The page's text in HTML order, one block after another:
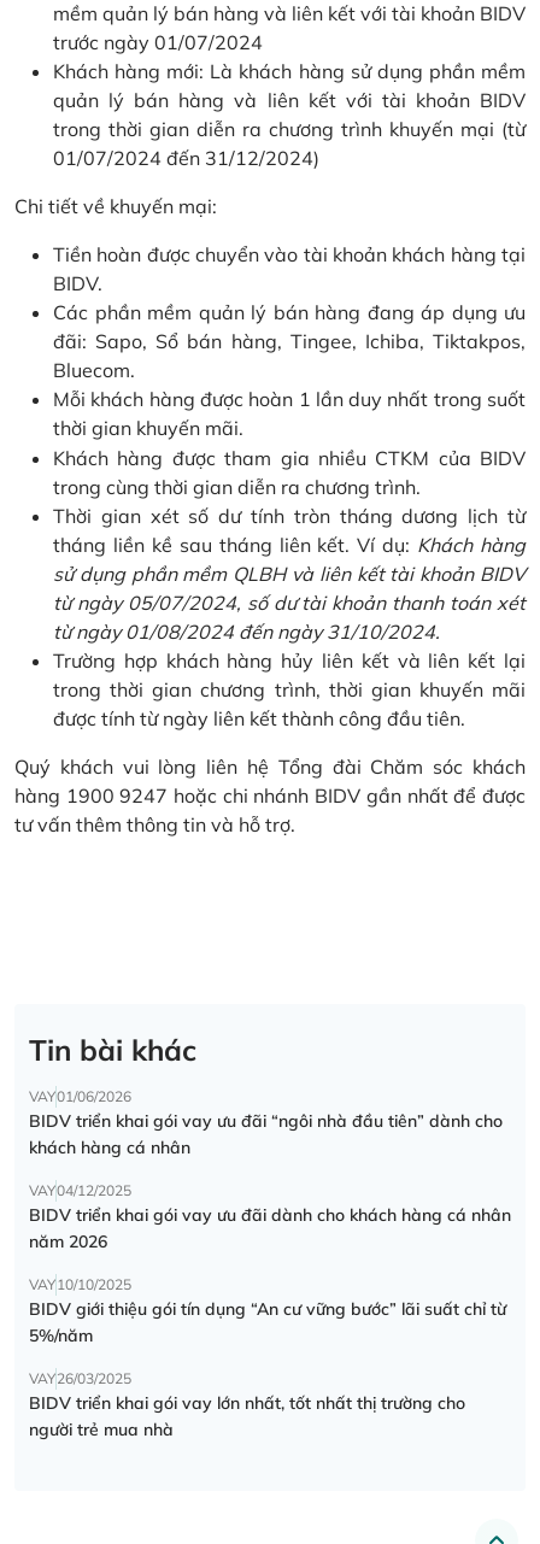
mềm quản lý bán hàng và liên kết với tài khoản BIDV
trước ngày 01/07/2024
Khách hàng mới: Là khách hàng sử dụng phần mềm
quản lý bán hàng và liên kết với tài khoản BIDV
trong thời gian diễn ra chương trình khuyến mại (từ
01/07/2024 đến 31/12/2024)
Chi tiết về khuyến mại:
Tiền hoàn được chuyển vào tài khoản khách hàng tại
BIDV.
Các phần mềm quản lý bán hàng đang áp dụng ưu
đãi: Sapo, Sổ bán hàng, Tingee, Ichiba, Tiktakpos,
Bluecom.
Mỗi khách hàng được hoàn 1 lần duy nhất trong suốt
thời gian khuyến mãi.
Khách hàng được tham gia nhiều CTKM của BIDV
trong cùng thời gian diễn ra chương trình.
Thời gian xét số dư tính tròn tháng dương lịch từ
tháng liền kề sau tháng liên kết. Ví dụ: Khách hàng
sử dụng phần mềm QLBH và liên kết tài khoản BIDV
từ ngày 05/07/2024, số dư tài khoản thanh toán xét
từ ngày 01/08/2024 đến ngày 31/10/2024.
Trường hợp khách hàng hủy liên kết và liên kết lại
trong thời gian chương trình, thời gian khuyến mãi
được tính từ ngày liên kết thành công đầu tiên.
Quý khách vui lòng liên hệ Tổng đài Chăm sóc khách
hàng 1900 9247 hoặc chi nhánh BIDV gần nhất để được
tư vấn thêm thông tin và hỗ trợ.
Tin bài khác
VAY01/06/2026
BIDV triển khai gói vay ưu đãi “ngôi nhà đầu tiên” dành cho
khách hàng cá nhân
VAY04/12/2025
BIDV triển khai gói vay ưu đãi dành cho khách hàng cá nhân
năm 2026
VAY10/10/2025
BIDV giới thiệu gói tín dụng “An cư vững bước” lãi suất chỉ từ
5%/năm
VAY26/03/2025
BIDV triển khai gói vay lớn nhất, tốt nhất thị trường cho
người trẻ mua nhà